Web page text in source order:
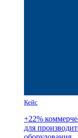
Кейс
+22%
для